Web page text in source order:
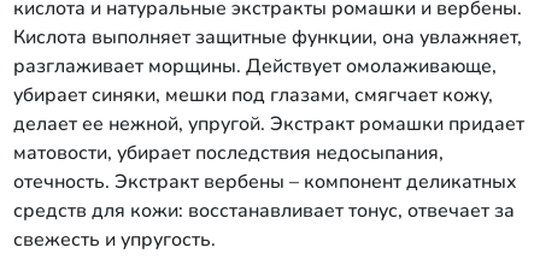
кислота и натуральные экстракты ромашки и вербены.
Кислота выполняет защитные функции, она увлажняет,
разглаживает морщины. Действует омолаживающе,
убирает синяки, мешки под глазами, смягчает кожу,
делает ее нежной, упругой. Экстракт ромашки придает
матовости, убирает последствия недосыпания,
отечность. Экстракт вербены – компонент деликатных
средств для кожи: восстанавливает тонус, отвечает за
свежесть и упругость.